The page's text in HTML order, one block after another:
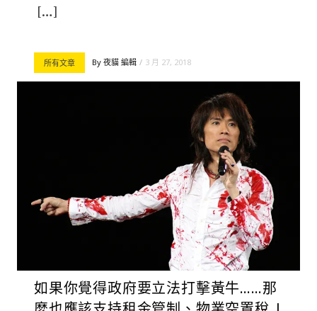
[…]
所有文章 By 夜貓 編輯 3 月 27, 2018
如果你覺得政府要立法打擊黃牛……那